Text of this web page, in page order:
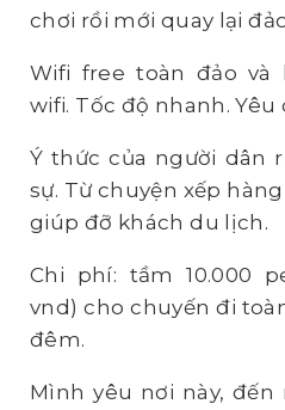
chơi rồi mới quay lại
Wifi free toàn đảo và
wifi. Tốc độ nhanh. Yêu
Ý thức của người dân
sự. Từ chuyện xếp
giúp đỡ khách du lịch.
Chi phí: tầm 10.000
vnd) cho chuyến đi
đêm.
Mình yêu nơi này,